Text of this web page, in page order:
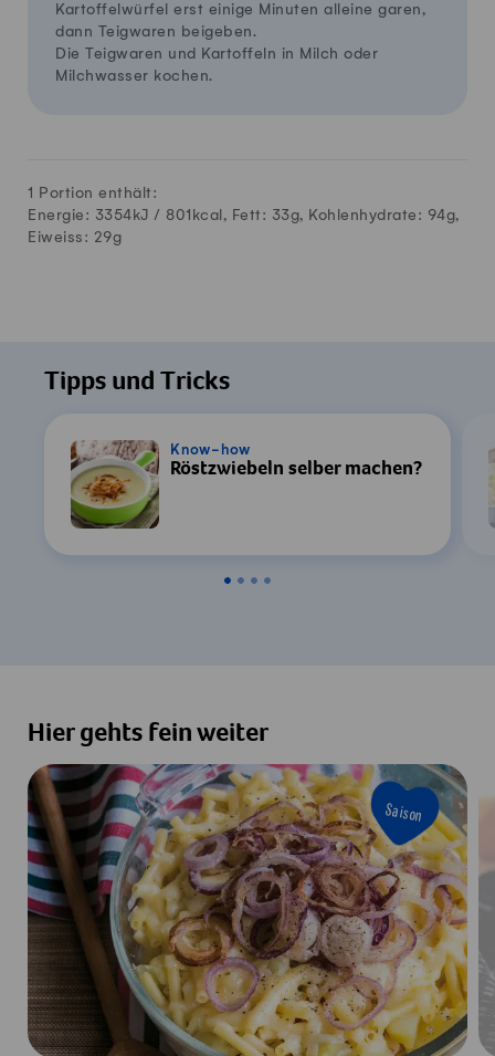
Kartoffelwürfel erst einige Minuten alleine garen,
dann Teigwaren beigeben.
Die Teigwaren und Kartoffeln in Milch oder
Milchwasser kochen.
1 Portion enthält:
Energie: 3354kJ / 801 kcal, Fett: 33g, Kohlenhydrate: 94g,
Eiweiss: 29g
Tipps und Tricks
Know-how
Röstzwiebeln selber machen?
Hier gehts fein weiter
Saison